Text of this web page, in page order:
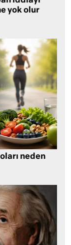
yok olur
neden